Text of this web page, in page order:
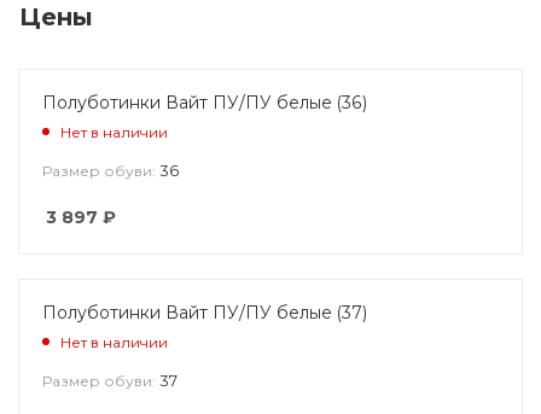
Цены
Полуботинки Вайт ПУ/ПУ белые (36)
Нет в наличии
Размер обуви: 36
3 897 ₽
Полуботинки Вайт ПУ/ПУ белые (37)
Нет в наличии
Размер обуви: 37